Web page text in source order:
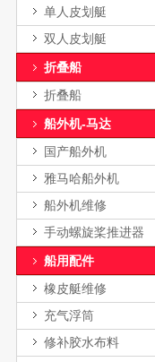
单人皮划艇
双人皮划艇
折叠船
折叠船
船外机-马达
国产船外机
雅马哈船外机
船外机维修
手动螺旋桨推进器
船用配件
橡皮艇维修
充气浮筒
修补胶水布料